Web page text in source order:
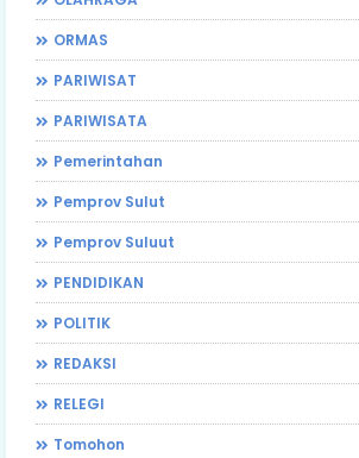
ORMAS
PARIWISAT
PARIWISATA
Pemerintahan
Pemprov Sulut
Pemprov Suluut
PENDIDIKAN
POLITIK
REDAKSI
RELEGI
Tomohon